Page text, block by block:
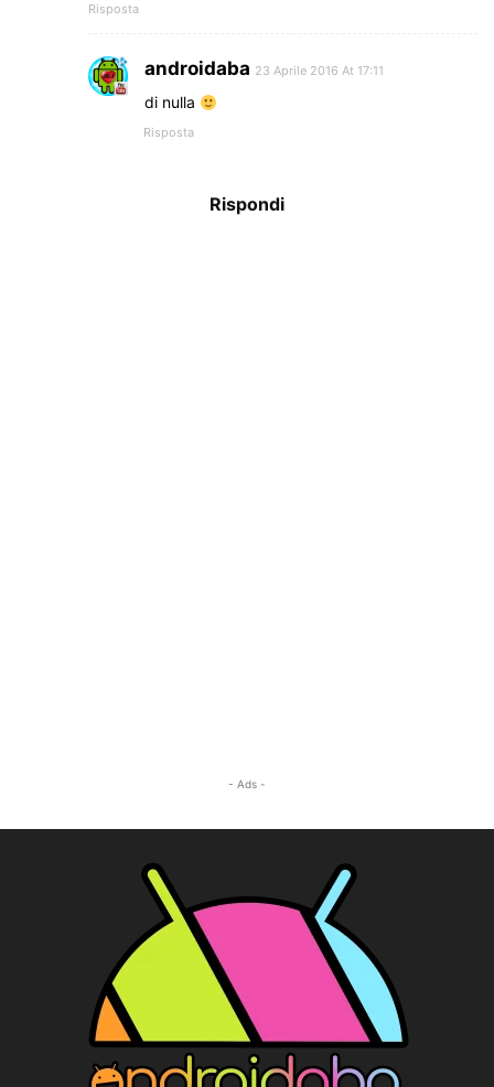
Risposta
androidaba 23 Aprile 2016 At 17:11
di nulla
Risposta
Rispondi
- Ads -